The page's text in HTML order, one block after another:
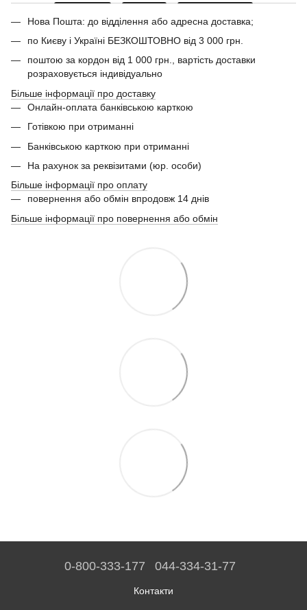
Нова Пошта: до відділення або адресна доставка;
по Києву і Україні БЕЗКОШТОВНО від 3 000 грн.
поштою за кордон від 1 000 грн., вартість доставки
розраховується індивідуально
Більше інформації про доставку
Онлайн-оплата банківською карткою
Готівкою при отриманні
Банківською карткою при отриманні
На рахунок за реквізитами (юр. особи)
Більше інформації про оплату
повернення або обмін впродовж 14 днів
Більше інформації про повернення або обмін
0-800-333-177 044-334-31-77
Контакти